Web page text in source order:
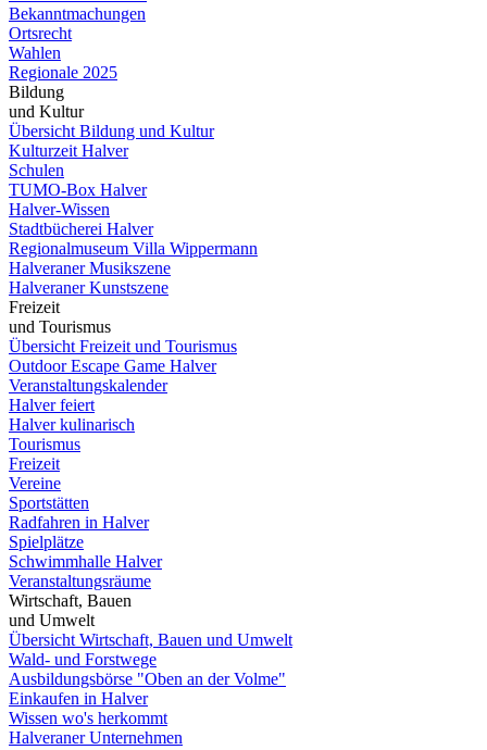
Bekanntmachungen
Ortsrecht
Wahlen
Regionale 2025
Bildung
und Kultur
Übersicht Bildung und Kultur
Kulturzeit Halver
Schulen
TUMO-Box Halver
Halver-Wissen
Stadtbücherei Halver
Regionalmuseum Villa Wippermann
Halveraner Musikszene
Halveraner Kunstszene
Freizeit
und Tourismus
Übersicht Freizeit und Tourismus
Outdoor Escape Game Halver
Veranstaltungskalender
Halver feiert
Halver kulinarisch
Tourismus
Freizeit
Vereine
Sportstätten
Radfahren in Halver
Spielplätze
Schwimmhalle Halver
Veranstaltungsräume
Wirtschaft, Bauen
und Umwelt
Übersicht Wirtschaft, Bauen und Umwelt
Wald- und Forstwege
Ausbildungsbörse "Oben an der Volme"
Einkaufen in Halver
Wissen wo's herkommt
Halveraner Unternehmen